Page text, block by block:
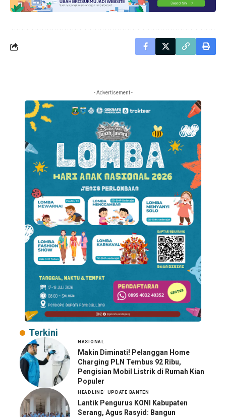
- Advertisement -
Terkini
NASIONAL
Makin Diminati! Pelanggan Home
Charging PLN Tembus 92 Ribu,
Pengisian Mobil Listrik di Rumah Kian
Populer
HEADLINE UPDATE BANTEN
Lantik Pengurus KONI Kabupaten
Serang, Agus Rasyid: Bangun